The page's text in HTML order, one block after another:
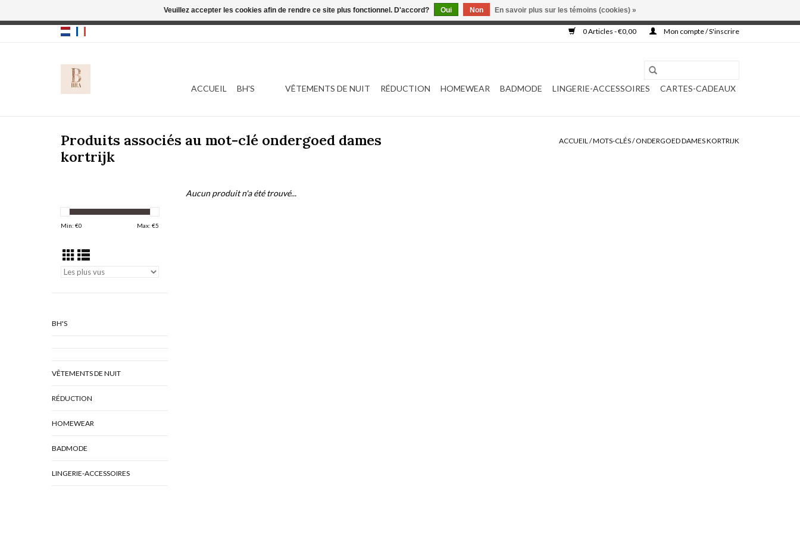
0 Articles - €0,00 Mon compte / S'inscrire
ACCUEIL BH'S VÊTEMENTS DE NUIT RÉDUCTION HOMEWEAR BADMODE LINGERIE-ACCESSOIRES CARTES-CADEAUX
Produits associés au mot-clé ondergoed dames
kortrijk
ACCUEIL/MOTS-CLÉS/ONDERGOED DAMES KORTRIJK
Min: €0 Max: €5
BH'S
VÊTEMENTS DE NUIT
RÉDUCTION
HOMEWEAR
BADMODE
LINGERIE-ACCESSOIRES
Aucun produit n'a été trouvé...
Veuillez accepter les cookies afin de rendre ce site plus fonctionnel. D'accord? Oui Non En savoir plus sur les témoins (cookies) »
Cette boutique est en construction. Toute commande passée ne sera ni traitée, ni complétée.